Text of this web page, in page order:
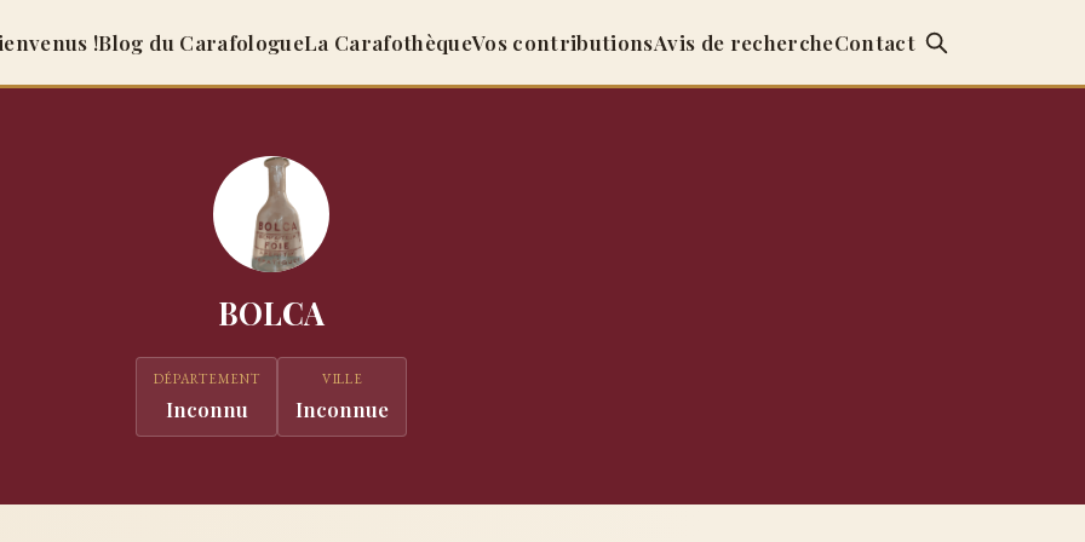
!Blog du CarafologueLa CarafothèqueVos contributionsAvis de rechercheContact
BOLCA
DÉPARTEMENT
Inconnu
VILLE
Inconnue